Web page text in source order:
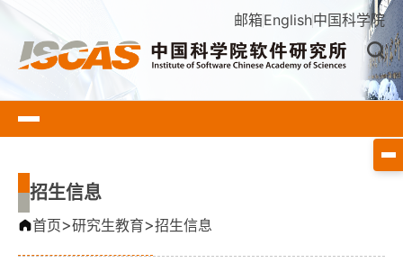
邮箱English中国科学院
招生信息
首页>研究生教育>招生信息